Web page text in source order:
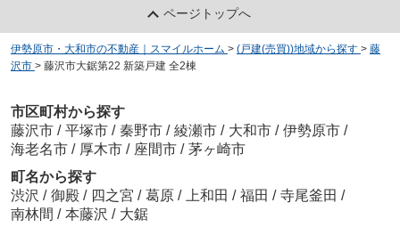
ページトップへ
伊勢原市・大和市の不動産｜スマイルホーム > (戸建(売買))地域から探す > 藤
沢市 > 藤沢市大鋸第22 新築戸建 全2棟
市区町村から探す
藤沢市 / 平塚市 / 秦野市 / 綾瀬市 / 大和市 / 伊勢原市 /
海老名市 / 厚木市 / 座間市 / 茅ヶ崎市
町名から探す
渋沢 / 御殿 / 四之宮 / 葛原 / 上和田 / 福田 / 寺尾釜田 /
南林間 / 本藤沢 / 大鋸